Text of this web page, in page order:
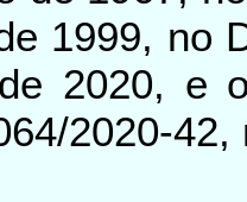
1999, no
2020, e
2020-42,